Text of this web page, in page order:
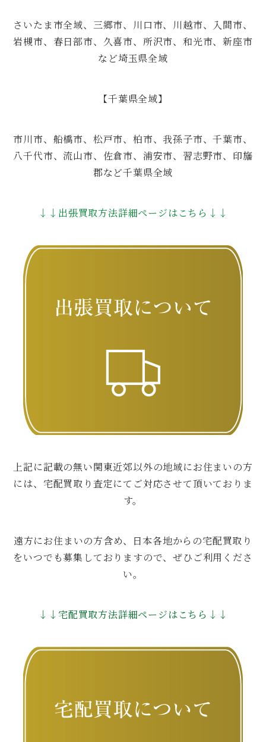
さいたま市全域、三郷市、川口市、川越市、入間市、
岩槻市、春日部市、久喜市、所沢市、和光市、新座市
など埼玉県全域
【千葉県全域】
市川市、船橋市、松戸市、柏市、我孫子市、千葉市、
八千代市、流山市、佐倉市、浦安市、習志野市、印旛
郡など千葉県全域
↓↓出張買取方法詳細ページはこちら↓↓
上記に記載の無い関東近郊以外の地域にお住まいの方
には、宅配買取り査定にてご対応させて頂いておりま
す。
遠方にお住まいの方含め、日本各地からの宅配買取り
をいつでも募集しておりますので、ぜひご利用くださ
い。
↓↓宅配買取方法詳細ページはこちら↓↓